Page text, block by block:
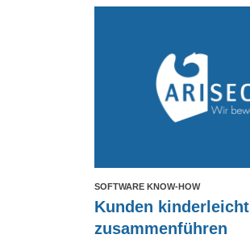
SOFTWARE KNOW-HOW
Kunden kinderleicht
zusammenführen